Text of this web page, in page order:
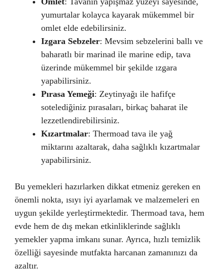
yumurtalar kolayca kayarak mükemmel bir
omlet elde edebilirsiniz.
Izgara Sebzeler: Mevsim sebzelerini ballı ve
baharatlı bir marinad ile marine edip, tava
üzerinde mükemmel bir şekilde ızgara
yapabilirsiniz.
Pırasa Yemeği: Zeytinyağı ile hafifçe
sotelediğiniz pırasaları, birkaç baharat ile
lezzetlendirebilirsiniz.
Kızartmalar: Thermoad tava ile yağ
miktarını azaltarak, daha sağlıklı kızartmalar
yapabilirsiniz.
Bu yemekleri hazırlarken dikkat etmeniz gereken en
önemli nokta, ısıyı iyi ayarlamak ve malzemeleri en
uygun şekilde yerleştirmektedir. Thermoad tava, hem
evde hem de dış mekan etkinliklerinde sağlıklı
yemekler yapma imkanı sunar. Ayrıca, hızlı temizlik
özelliği sayesinde mutfakta harcanan zamanınızı da
azaltır.